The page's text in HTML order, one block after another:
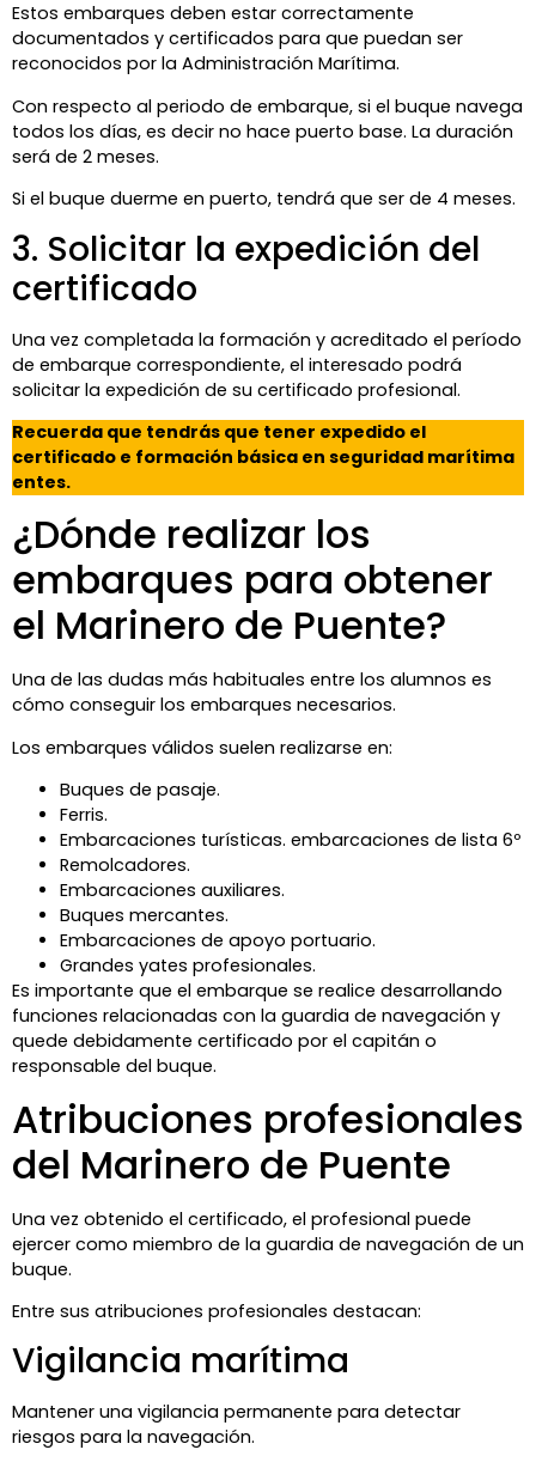
Estos embarques deben estar correctamente
documentados y certificados para que puedan ser
reconocidos por la Administración Marítima.
Con respecto al periodo de embarque, si el buque navega
todos los días, es decir no hace puerto base. La duración
será de 2 meses.
Si el buque duerme en puerto, tendrá que ser de 4 meses.
3. Solicitar la expedición del
certificado
Una vez completada la formación y acreditado el período
de embarque correspondiente, el interesado podrá
solicitar la expedición de su certificado profesional.
Recuerda que tendrás que tener expedido el
certificado e formación básica en seguridad marítima
entes.
¿Dónde realizar los
embarques para obtener
el Marinero de Puente?
Una de las dudas más habituales entre los alumnos es
cómo conseguir los embarques necesarios.
Los embarques válidos suelen realizarse en:
Buques de pasaje.
Ferris.
Embarcaciones turísticas. embarcaciones de lista 6º
Remolcadores.
Embarcaciones auxiliares.
Buques mercantes.
Embarcaciones de apoyo portuario.
Grandes yates profesionales.
Es importante que el embarque se realice desarrollando
funciones relacionadas con la guardia de navegación y
quede debidamente certificado por el capitán o
responsable del buque.
Atribuciones profesionales
del Marinero de Puente
Una vez obtenido el certificado, el profesional puede
ejercer como miembro de la guardia de navegación de un
buque.
Entre sus atribuciones profesionales destacan:
Vigilancia marítima
Mantener una vigilancia permanente para detectar
riesgos para la navegación.